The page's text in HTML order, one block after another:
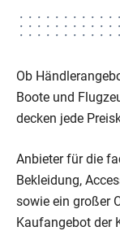
Ob
Boote und
decken jede
Anbieter für die
Bekleidung,
sowie ein großer
Kaufangebot der